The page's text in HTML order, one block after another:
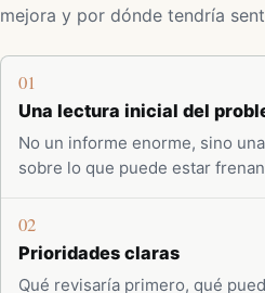
mejora y por dónde tendría
01
Una lectura inicial del
No un informe enorme, sino
sobre lo que puede estar
02
Prioridades claras
Qué revisaría primero, qué